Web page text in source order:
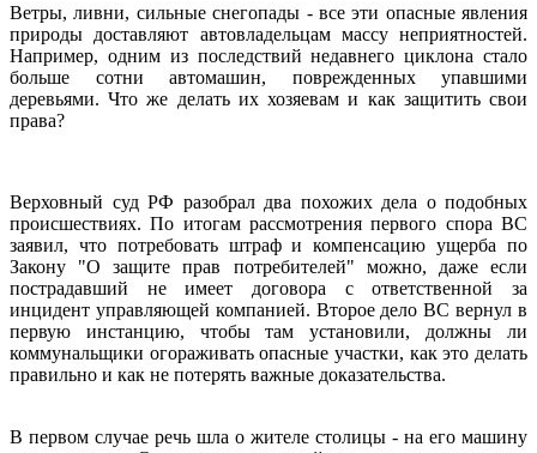
Ветры, ливни, сильные снегопады - все эти опасные явления
природы доставляют автовладельцам массу неприятностей.
Например, одним из последствий недавнего циклона стало
больше сотни автомашин, поврежденных упавшими
деревьями. Что же делать их хозяевам и как защитить свои
права?
Верховный суд РФ разобрал два похожих дела о подобных
происшествиях. По итогам рассмотрения первого спора ВС
заявил, что потребовать штраф и компенсацию ущерба по
Закону "О защите прав потребителей" можно, даже если
пострадавший не имеет договора с ответственной за
инцидент управляющей компанией. Второе дело ВС вернул в
первую инстанцию, чтобы там установили, должны ли
коммунальщики огораживать опасные участки, как это делать
правильно и как не потерять важные доказательства.
В первом случае речь шла о жителе столицы - на его машину